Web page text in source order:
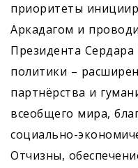
приоритеты
Аркадагом и
Президента
политики –
партнёрства и
всеобщего мира,
социально-
Отчизны,